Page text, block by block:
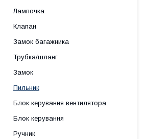
Лампочка
Клапан
Замок багажника
Трубка/шланг
Замок
Пильник
Блок керування вентилятора
Блок керування
Ручник